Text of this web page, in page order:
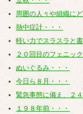
周囲の人々や組織に
熱中症計・・・
軽い力でスラスラと
２０回目のフェニッ
ぬいぐるみ・・・
今日ら８月・・・
緊急事態に備え、２
１９８年前・・・